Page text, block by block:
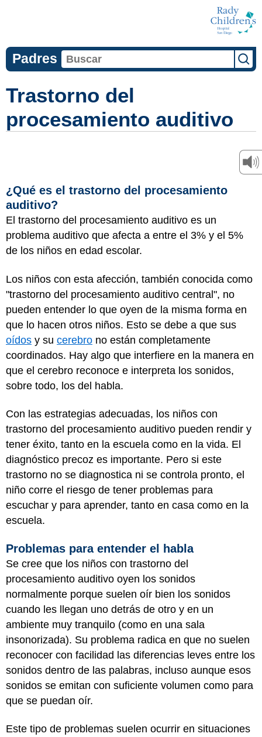
Padres
Trastorno del
procesamiento auditivo
¿Qué es el trastorno del procesamiento
auditivo?
El trastorno del procesamiento auditivo es un
problema auditivo que afecta a entre el 3% y el 5%
de los niños en edad escolar.
Los niños con esta afección, también conocida como
"trastorno del procesamiento auditivo central", no
pueden entender lo que oyen de la misma forma en
que lo hacen otros niños. Esto se debe a que sus
oídos y su cerebro no están completamente
coordinados. Hay algo que interfiere en la manera en
que el cerebro reconoce e interpreta los sonidos,
sobre todo, los del habla.
Con las estrategias adecuadas, los niños con
trastorno del procesamiento auditivo pueden rendir y
tener éxito, tanto en la escuela como en la vida. El
diagnóstico precoz es importante. Pero si este
trastorno no se diagnostica ni se controla pronto, el
niño corre el riesgo de tener problemas para
escuchar y para aprender, tanto en casa como en la
escuela.
Problemas para entender el habla
Se cree que los niños con trastorno del
procesamiento auditivo oyen los sonidos
normalmente porque suelen oír bien los sonidos
cuando les llegan uno detrás de otro y en un
ambiente muy tranquilo (como en una sala
insonorizada). Su problema radica en que no suelen
reconocer con facilidad las diferencias leves entre los
sonidos dentro de las palabras, incluso aunque esos
sonidos se emitan con suficiente volumen como para
que se puedan oír.
Este tipo de problemas suelen ocurrir en situaciones